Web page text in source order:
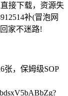
接下载，资源失
补(冒泡网
家不迷路!
张，保姆级SOP